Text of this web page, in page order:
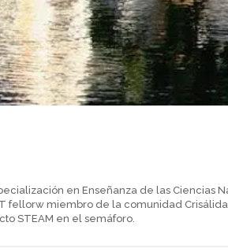
en Enseñanza de las Ciencias
fellorw miembro de la comunidad
STEAM en el semáforo.